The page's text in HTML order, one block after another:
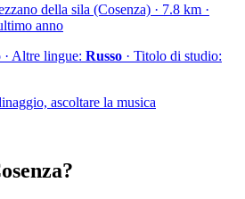
della sila (Cosenza) · 7.8 km ·
anno
· Altre lingue: Russo · Titolo di studio:
ascoltare la musica